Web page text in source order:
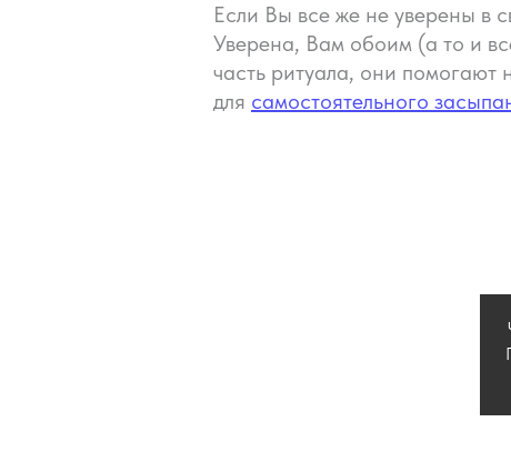
Если Вы все же не уверены в
Уверена, Вам обоим (а то и
часть ритуала, они помогают
для самостоятельного
Хотите
ребёнка?
Запишитесь на